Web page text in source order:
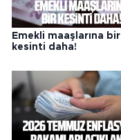
Emekli maaşlarına bir
kesinti daha!